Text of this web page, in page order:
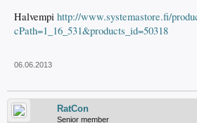
Halvempi http://www.systemastore.fi/
cPath=1_16_531&products_id=50318
06.06.2013
RatCon
Senior member